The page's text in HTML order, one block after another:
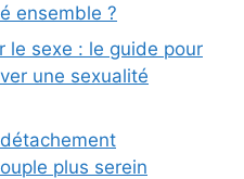
ensemble ?
le sexe : le guide pour
une sexualité
plus serein